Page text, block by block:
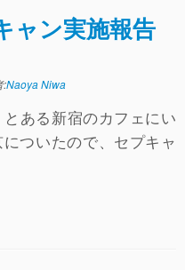
ャン実施報告
:Naoya Niwa
ある新宿のカフェにい
ついたので、セプキャ